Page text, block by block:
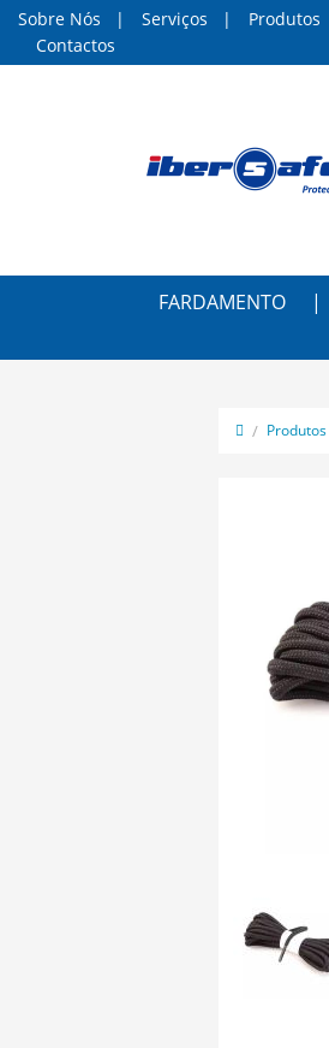
Sobre Nós Serviços Produtos
Contactos
FARDAMENTO
Produtos